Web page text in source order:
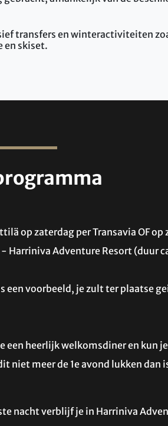
transfers en winteractiviteiten
en skiset.
op zaterdag per Transavia OF op
Harriniva Adventure Resort (duur
een voorbeeld, je zult ter plaatse
een heerlijk welkomsdiner en kun
niet meer de 1e avond lukken
nacht verblijf je in Harriniva